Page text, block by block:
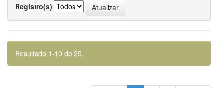
Registro(s)
Resultado 1-10 de 25.